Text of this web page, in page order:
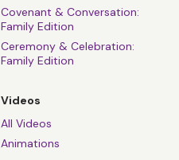
Covenant & Conversation:
Family Edition
Ceremony & Celebration:
Family Edition
Videos
All Videos
Animations